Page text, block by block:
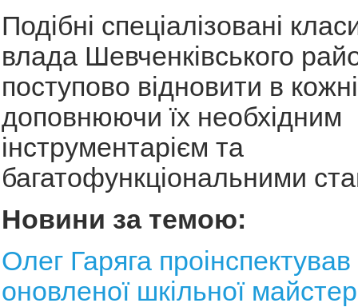
Подібні спеціалізовані
влада Шевченківського
поступово відновити в
доповнюючи їх необхідним
інструментарієм та
багатофункціональними
Новини за темою:
Олег Гаряга
оновленої шкільної